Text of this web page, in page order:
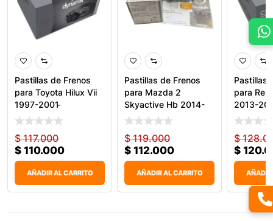
Pastillas de Frenos
para Toyota Hilux Vii
1997-2001 ̵
$117.000
$ 110.000
AÑADIR AL CARRITO
Pastillas de Frenos
para Mazda 2
Skyactive Hb 2014-
2018 &
$119.000
$ 112.000
AÑADIR AL CARRITO
Pastillas
para
2013-
$
$
AÑADIR